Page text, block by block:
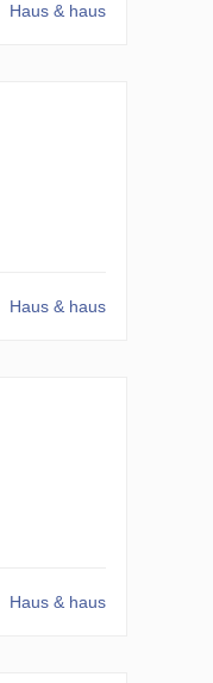
Haus & haus
Haus & haus
Haus & haus